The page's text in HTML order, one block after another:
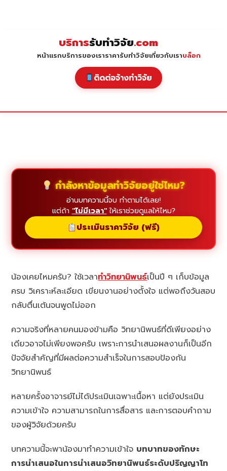
บริการรับทำวิจัย.com
หน้าแรกบริการของเราราคารับทำวิจัยเกี่ยวกับเราบล็อก
ติดต่อจ้างทำวิจัย
กำลังหาข้อมูลทำวิจัยอยู่ใช่ไหม?
อ่านบทความนี้จบ ทำตามได้เลย!
แต่ถ้า "ไม่มีเวลา"ให้เราช่วยดูแลให้ไหม?
ประเมินราคาวิจัย (ฟรี)
น้องเคยไหมครับ? ใช้เวลาทำวิทยานิพนธ์เป็นปี ๆ เก็บข้อมูล
ครบ วิเคราะห์ละเอียด เขียนงานอย่างตั้งใจ แต่พอถึงวันสอบ
กลับตื่นเต้นจนพูดไม่ออก
ความจริงที่หลายคนมองข้ามคือ วิทยานิพนธ์ที่ดีเพียงอย่าง
เดียวอาจไม่เพียงพอครับ เพราะการนำเสนอผลงานก็เป็นอีก
ปัจจัยสำคัญที่มีผลต่อความสำเร็จในการสอบป้องกัน
วิทยานิพนธ์
หลายครั้งอาจารย์ไม่ได้ประเมินเฉพาะเนื้อหา แต่ยังประเมิน
ความเข้าใจ ความสามารถในการสื่อสาร และการตอบคำถาม
ของผู้วิจัยด้วยครับ
บทความนี้จะพาน้องมาทำความเข้าใจ บทบาทของทักษะ
การนำเสนอในการนำเสนอวิทยานิพนธ์ระดับปริญญาโท